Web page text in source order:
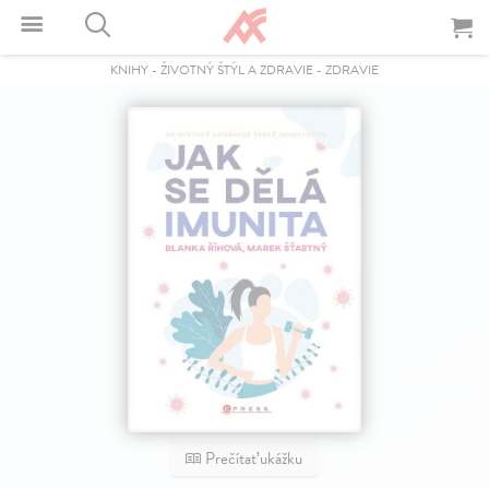
KNIHY - ŽIVOTNÝ ŠTÝL A ZDRAVIE - ZDRAVIE
Prečítať ukážku